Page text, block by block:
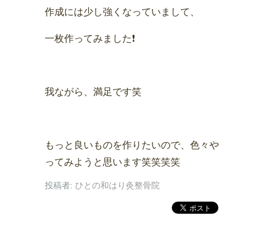
作成には少し強くなっていまして、
一枚作ってみました❗️
我ながら、満足です笑
もっと良いものを作りたいので、色々や
ってみようと思います笑笑笑笑
投稿者: ひとの和はり灸整骨院